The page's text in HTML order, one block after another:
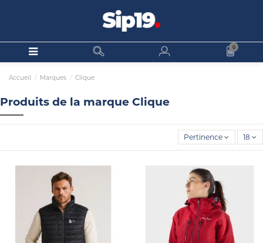
0
Accueil Marques Clique
Produits de la marque Clique
Pertinence 18